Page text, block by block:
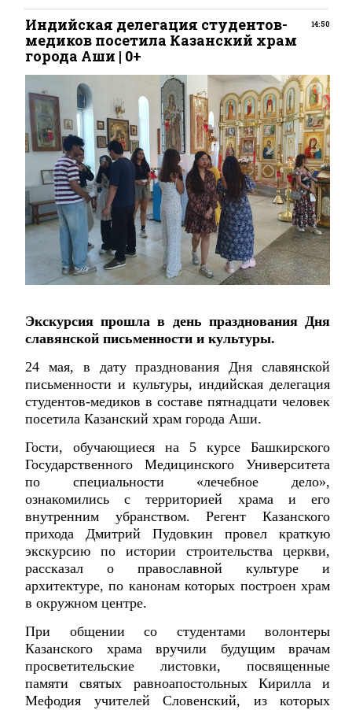
14:50
Индийская делегация студентов-
медиков посетила Казанский храм
города Аши | 0+
Экскурсия прошла в день празднования Дня
славянской письменности и культуры.
24 мая, в дату празднования Дня славянской
письменности и культуры, индийская делегация
студентов-медиков в составе пятнадцати человек
посетила Казанский храм города Аши.
Гости, обучающиеся на 5 курсе Башкирского
Государственного Медицинского Университета
по специальности «лечебное дело»,
ознакомились с территорией храма и его
внутренним убранством. Регент Казанского
прихода Дмитрий Пудовкин провел краткую
экскурсию по истории строительства церкви,
рассказал о православной культуре и
архитектуре, по канонам которых построен храм
в окружном центре.
При общении со студентами волонтеры
Казанского храма вручили будущим врачам
просветительские листовки, посвященные
памяти святых равноапостольных Кирилла и
Мефодия учителей Словенский, из которых